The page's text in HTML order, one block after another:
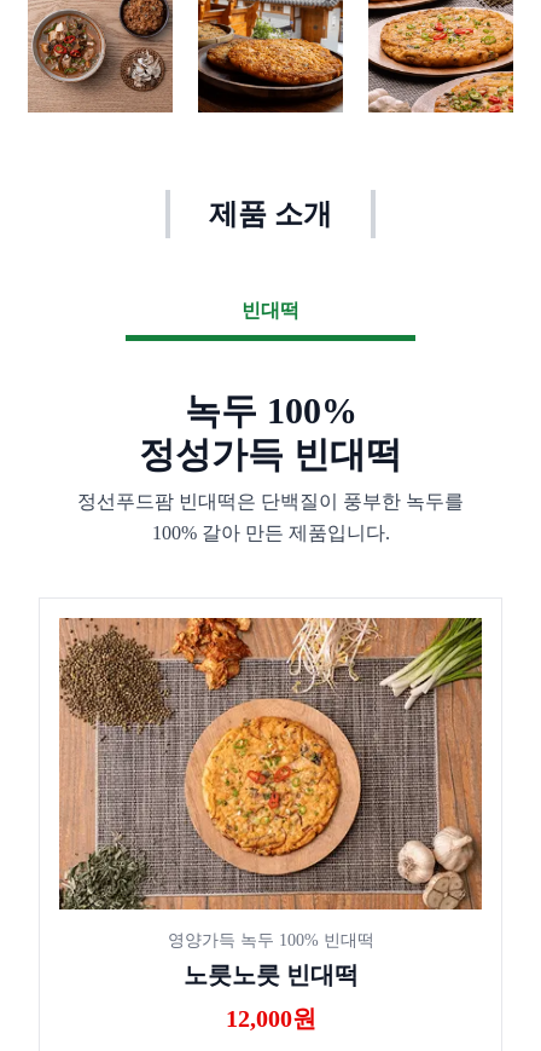
제품 소개
빈대떡
녹두 100%
정성가득 빈대떡
정선푸드팜 빈대떡은 단백질이 풍부한 녹두를
100% 갈아 만든 제품입니다.
영양가득 녹두 100% 빈대떡
노릇노릇 빈대떡
12,000원